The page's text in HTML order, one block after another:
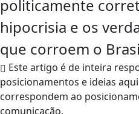
politicamente
hipocrisia e os
que corroem o
Este artigo é de inteira
posicionamentos e ideias
correspondem ao
comunicação.